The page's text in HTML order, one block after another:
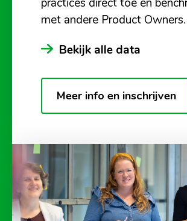
met andere Product Owners.
Bekijk alle data
Meer info en inschrijven